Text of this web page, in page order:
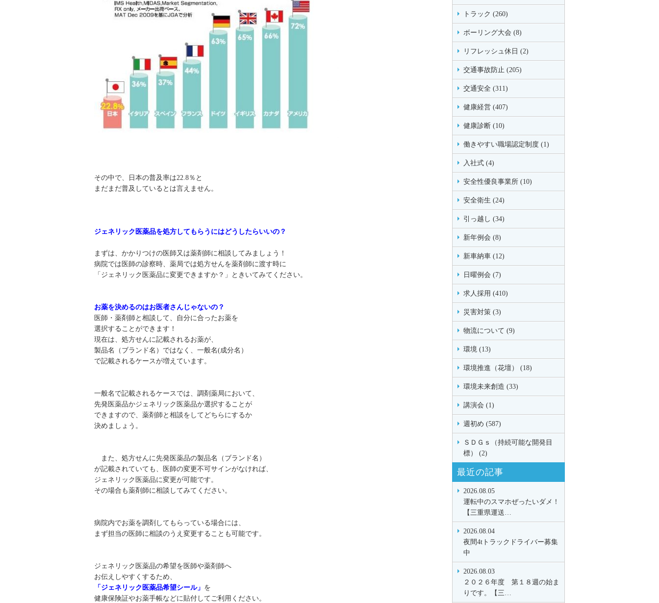
その中で、日本の普及率は22.8％と
まだまだ普及しているとは言えません。
ジェネリック医薬品を処方してもらうにはどうしたらいいの？
まずは、かかりつけの医師又は薬剤師に相談してみましょう！
病院では医師の診察時、薬局では処方せんを薬剤師に渡す時に
「ジェネリック医薬品に変更できますか？」ときいてみてください。
お薬を決めるのはお医者さんじゃないの？
医師・薬剤師と相談して、自分に合ったお薬を
選択することができます！
現在は、処方せんに記載されるお薬が、
製品名（ブランド名）ではなく、一般名(成分名）
で記載されるケースが増えています。
一般名で記載されるケースでは、調剤薬局において、
先発医薬品かジェネリック医薬品か選択することが
できますので、薬剤師と相談をしてどちらにするか
決めましょう。
また、処方せんに先発医薬品の製品名（ブランド名）
が記載されていても、医師の変更不可サインがなければ、
ジェネリック医薬品に変更が可能です。
その場合も薬剤師に相談してみてください。
病院内でお薬を調剤してもらっている場合には、
まず担当の医師に相談のうえ変更することも可能です。
ジェネリック医薬品の希望を医師や薬剤師へ
お伝えしやすくするため、
「ジェネリック医薬品希望シール」 を
健康保険証やお薬手帳などに貼付してご利用ください。
トラック (260)
ボーリング大会 (8)
リフレッシュ休日 (2)
交通事故防止 (205)
交通安全 (311)
健康経営 (407)
健康診断 (10)
働きやすい職場認定制度 (1)
入社式 (4)
安全性優良事業所 (10)
安全衛生 (24)
引っ越し (34)
新年例会 (8)
新車納車 (12)
日曜例会 (7)
求人採用 (410)
災害対策 (3)
物流について (9)
環境 (13)
環境推進（花壇） (18)
環境未来創造 (33)
講演会 (1)
週初め (587)
ＳＤＧｓ（持続可能な開発目
標） (2)
最近の記事
2026.08.05
運転中のスマホぜったいダメ！
【三重県運送…
2026.08.04
夜間4tトラックドライバー募集
中
2026.08.03
２０２６年度 第１８週の始ま
りです。【三…